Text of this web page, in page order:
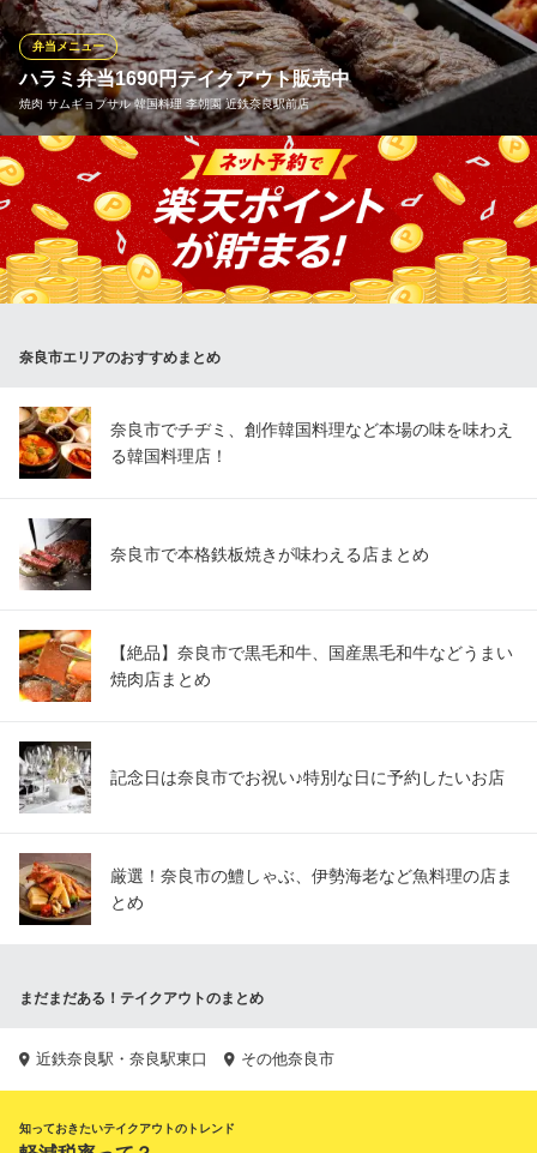
利用ください！
松屋 奈良駅前店
牛めし・カレー・定食
ＪＲ奈良駅東口 徒歩3分
奈良県奈良市三条本町3-8
ハラミ弁当1690円テイクアウト販売中
焼肉 サムギョプサル 韓国料理 李朝園 近鉄奈良駅前店
弁当メニュー
「李朝園の味をおうちでも味わいたい！」そんな方でも安心♪お弁
当や一品料理などのお持ち帰りメニューをご用意しております★
話題のUberEatsやお電話での注文も受付けておりますので、お気
軽にご連絡下さい→0742-81-3277
近鉄奈良線近鉄奈良駅 徒歩1分
奈良市エリアのおすすめまとめ
奈良市でチヂミ、創作韓国料理など本場の味を味わえ
る韓国料理店！
奈良市で本格鉄板焼きが味わえる店まとめ
【絶品】奈良市で黒毛和牛、国産黒毛和牛などうまい
焼肉店まとめ
記念日は奈良市でお祝い♪特別な日に予約したいお店
厳選！奈良市の鱧しゃぶ、伊勢海老など魚料理の店ま
とめ
まだまだある！テイクアウトのまとめ
近鉄奈良駅・奈良駅東口 その他奈良市
知っておきたいテイクアウトのトレンド